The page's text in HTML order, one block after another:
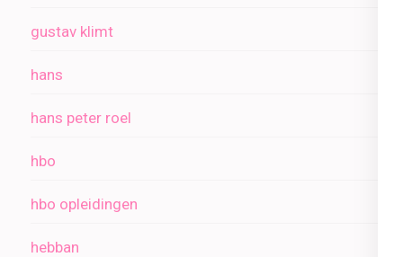
gustav klimt
hans
hans peter roel
hbo
hbo opleidingen
hebban